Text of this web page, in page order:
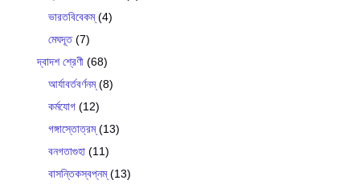
ভারতবিবেকম্(4)
মেঘদূত(7)
দ্বাদশ শ্রেণী (68)
আর্যাবর্তবর্ণনম্(8)
কর্মযোগ (12)
গঙ্গাস্তোত্রম্(13)
বনগতাগুহা (11)
বাসন্তিকস্বপ্নম্(13)